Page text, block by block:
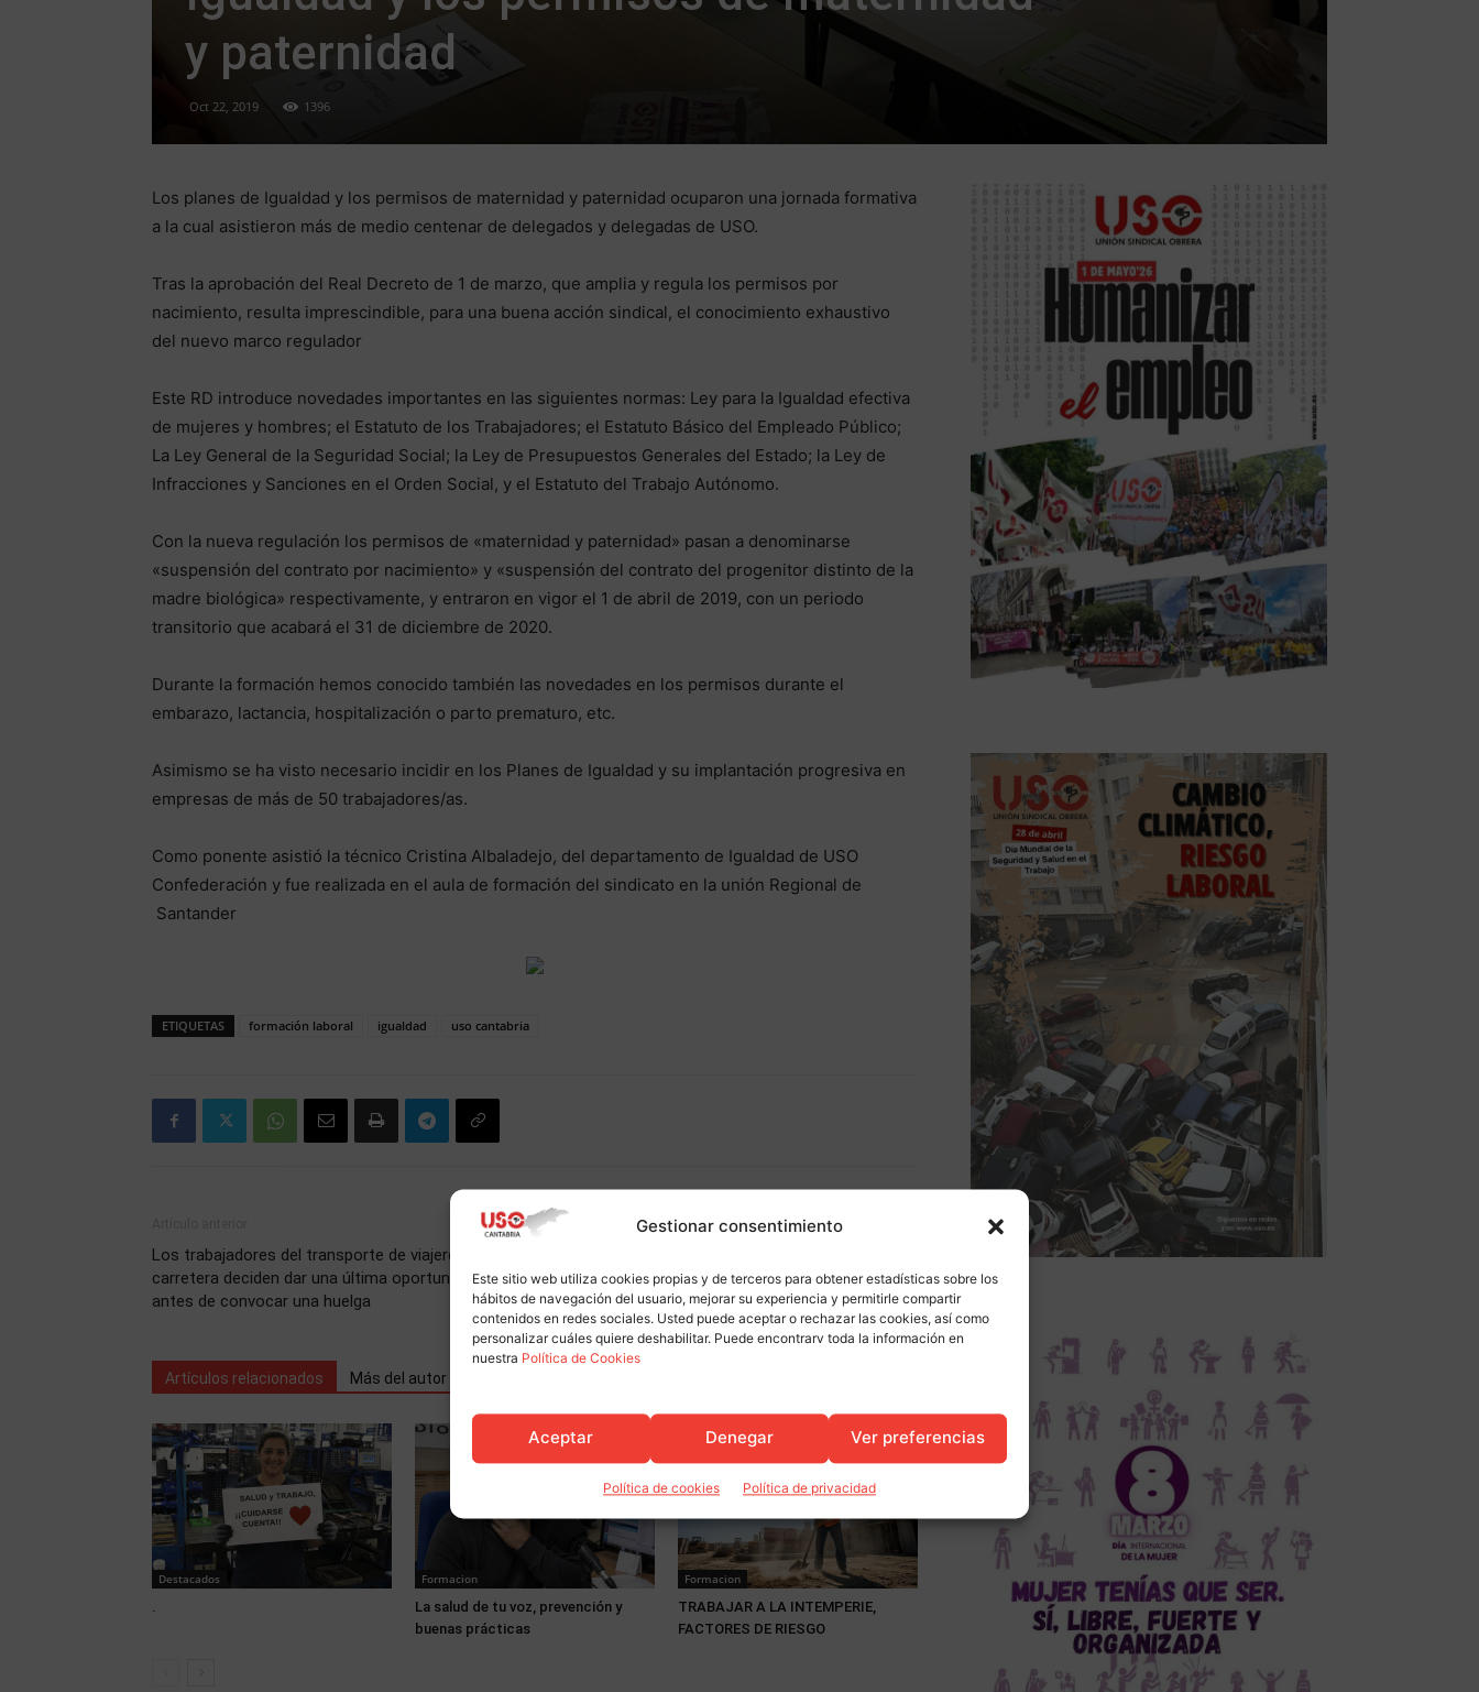
Gestionar consentimiento
Este sitio web utiliza cookies propias y de terceros para obtener estadísticas sobre los
hábitos de navegación del usuario, mejorar su experiencia y permitirle compartir
contenidos en redes sociales. Usted puede aceptar o rechazar las cookies, así como
personalizar cuáles quiere deshabilitar. Puede encontrarv toda la información en
nuestra Política de Cookies
Aceptar Denegar Ver preferencias
Política de cookies Política de privacidad
y paternidad
Oct 22, 2019 1396
Los planes de Igualdad y los permisos de maternidad y paternidad ocuparon una jornada formativa
a la cual asistieron más de medio centenar de delegados y delegadas de USO.
Tras la aprobación del Real Decreto de 1 de marzo, que amplia y regula los permisos por
nacimiento, resulta imprescindible, para una buena acción sindical, el conocimiento exhaustivo
del nuevo marco regulador
Este RD introduce novedades importantes en las siguientes normas: Ley para la Igualdad efectiva
de mujeres y hombres; el Estatuto de los Trabajadores; el Estatuto Básico del Empleado Público;
La Ley General de la Seguridad Social; la Ley de Presupuestos Generales del Estado; la Ley de
Infracciones y Sanciones en el Orden Social, y el Estatuto del Trabajo Autónomo.
Con la nueva regulación los permisos de «maternidad y paternidad» pasan a denominarse
«suspensión del contrato por nacimiento» y «suspensión del contrato del progenitor distinto de la
madre biológica» respectivamente, y entraron en vigor el 1 de abril de 2019, con un periodo
transitorio que acabará el 31 de diciembre de 2020.
Durante la formación hemos conocido también las novedades en los permisos durante el
embarazo, lactancia, hospitalización o parto prematuro, etc.
Asimismo se ha visto necesario incidir en los Planes de Igualdad y su implantación progresiva en
empresas de más de 50 trabajadores/as.
Como ponente asistió la técnico Cristina Albaladejo, del departamento de Igualdad de USO
Confederación y fue realizada en el aula de formación del sindicato en la unión Regional de
Santander
ETIQUETAS formación laboral igualdad uso cantabria
Los trabajadores del transporte de viajeros por
carretera deciden dar una última oportunidad
antes de convocar una huelga
Artículo siguiente
viajeros por carretera en Cantabria
Artículos relacionados Más del autor
Destacados
.
Formacion
La salud de tu voz, prevención y
buenas prácticas
Formacion
TRABAJAR A LA INTEMPERIE,
FACTORES DE RIESGO